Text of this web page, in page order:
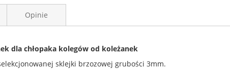
dla chłopaka kolegów od koleżanek
sklejki brzozowej grubości 3mm.
Opinie